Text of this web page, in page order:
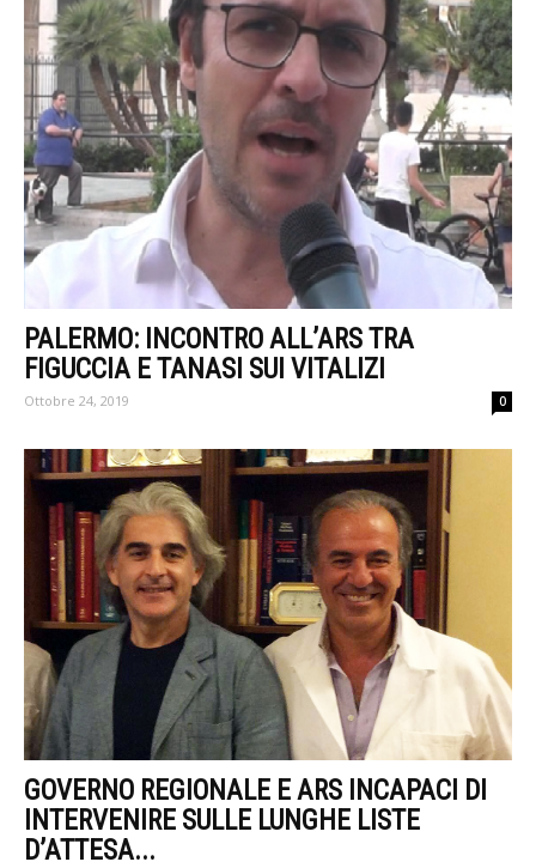
PALERMO: INCONTRO ALL’ARS TRA
FIGUCCIA E TANASI SUI VITALIZI
Ottobre 24, 2019 0
GOVERNO REGIONALE E ARS INCAPACI DI
INTERVENIRE SULLE LUNGHE LISTE
D’ATTESA...